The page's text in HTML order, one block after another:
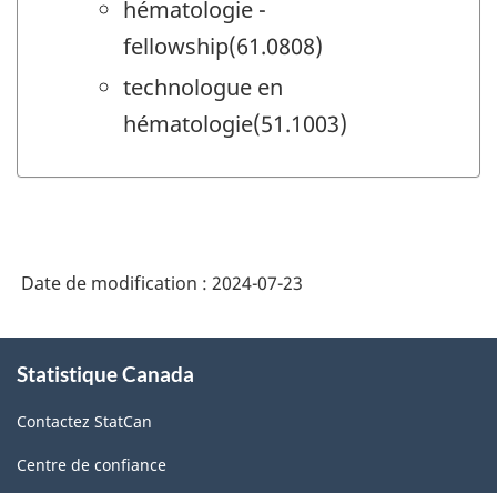
hématologie -
fellowship(61.0808)
technologue en
hématologie(51.1003)
Date de modification : 2024-07-23
propos
ce
site
Statistique Canada
Contactez StatCan
Centre de confiance